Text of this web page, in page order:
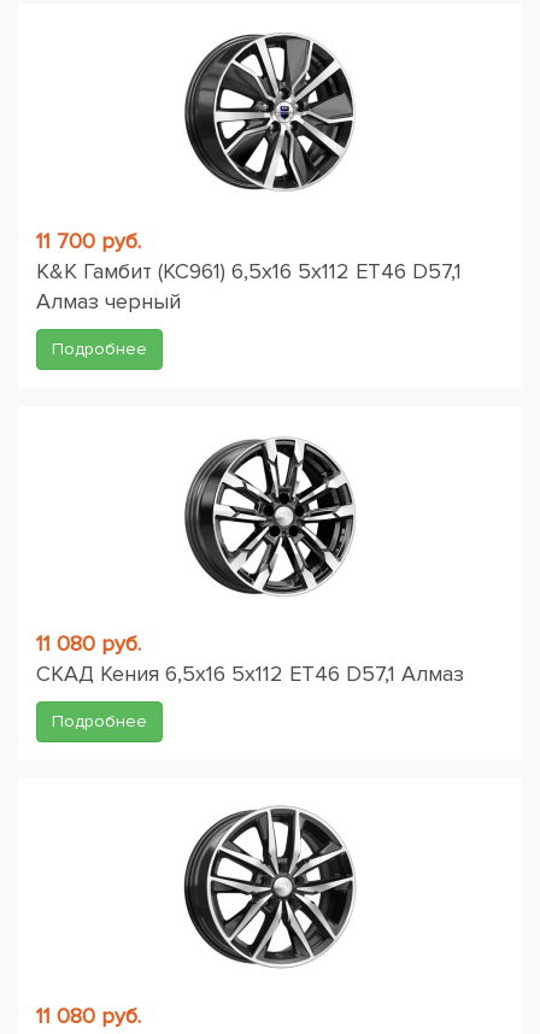
11 700 руб.
K&K Гамбит (КС961) 6,5x16 5x112 ET46 D57,1
Алмаз черный
Подробнее
11 080 руб.
СКАД Кения 6,5x16 5x112 ET46 D57,1 Алмаз
Подробнее
11 080 руб.